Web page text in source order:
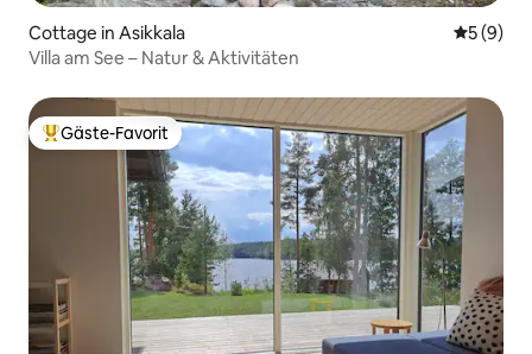
Cottage in Asikkala
5 (9)
Villa am See – Natur & Aktivitäten
Beliebter Gäste-Favorit.
Gäste-Favorit